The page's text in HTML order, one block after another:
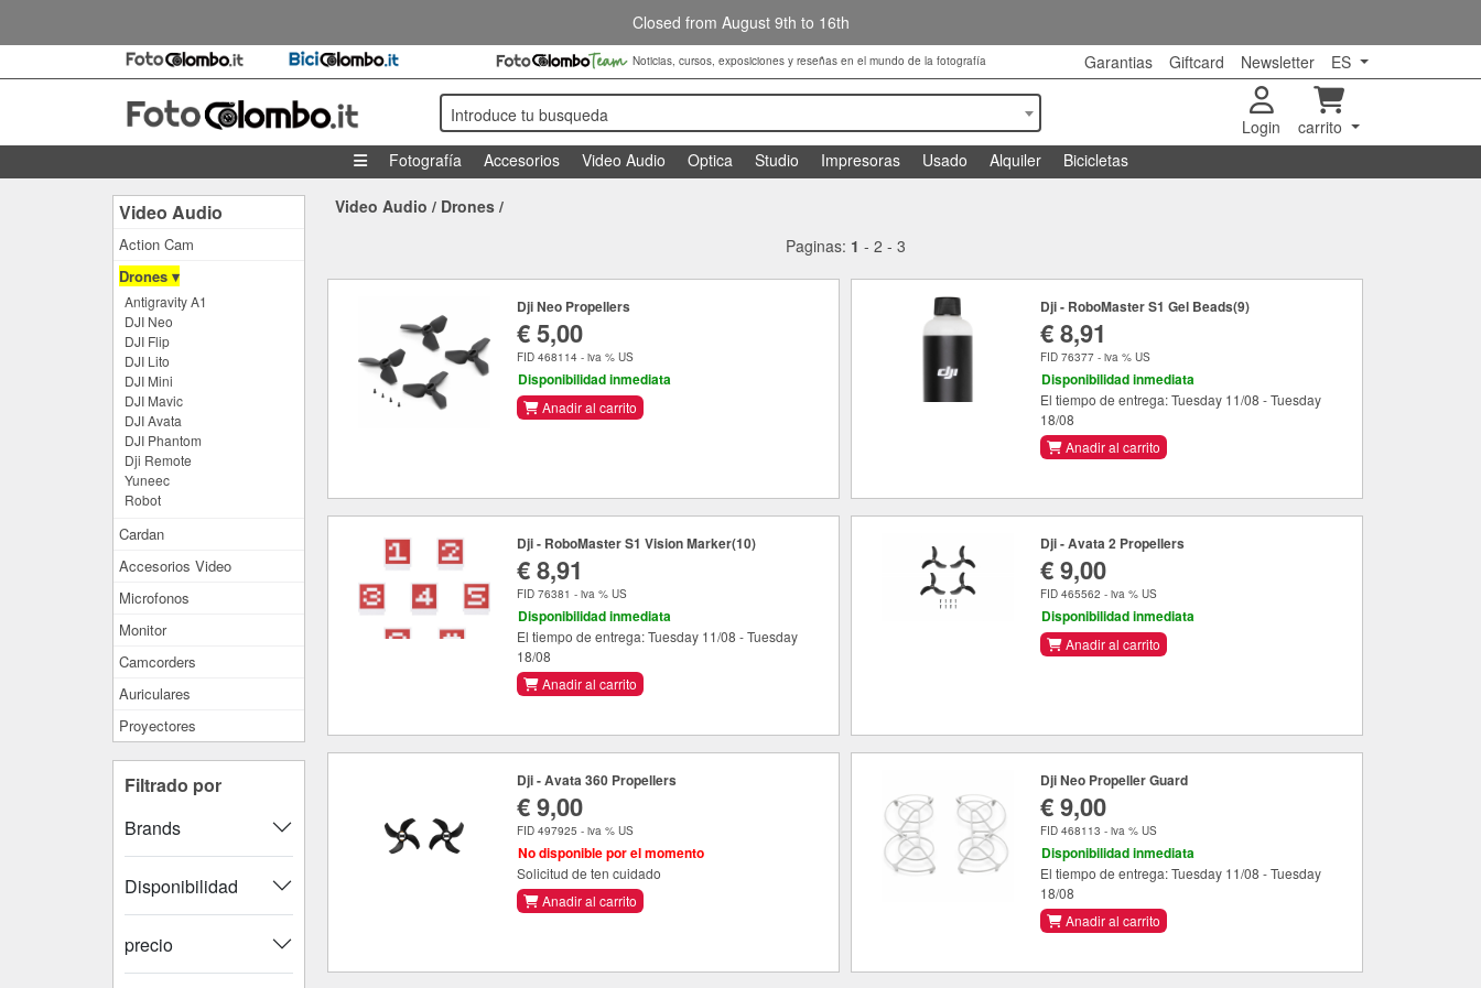
Closed from August 9th to 16th
Noticias, cursos, exposiciones y reseñas en el mundo de la fotografía Garantias Giftcard Newsletter ES
Introduce tu busqueda
Login
carrito
Fotografía
Accesorios Video Audio Optica Studio Impresoras Usado Alquiler Bicicletas
Video Audio
Action Cam
Drones ▾
Antigravity A1
DJI Neo
DJI Flip
DJI Lito
DJI Mini
DJI Mavic
DJI Avata
DJI Phantom
Dji Remote
Yuneec
Robot
Cardan
Accesorios Video
Microfonos
Monitor
Camcorders
Auriculares
Proyectores
Filtrado por
Brands
Disponibilidad
precio
Video Audio / Drones /
Paginas: 1 - 2 - 3
Dji Neo Propellers
€ 5,00
FID 468114 - iva % US
Disponibilidad inmediata
Anadir al carrito
Dji - RoboMaster S1 Gel Beads(9)
€ 8,91
FID 76377 - iva % US
Disponibilidad inmediata
El tiempo de entrega: Tuesday 11/08 - Tuesday
18/08
Anadir al carrito
Dji - RoboMaster S1 Vision Marker(10)
€ 8,91
FID 76381 - iva % US
Disponibilidad inmediata
El tiempo de entrega: Tuesday 11/08 - Tuesday
18/08
Anadir al carrito
Dji - Avata 2 Propellers
€ 9,00
FID 465562 - iva % US
Disponibilidad inmediata
Anadir al carrito
Dji - Avata 360 Propellers
€ 9,00
FID 497925 - iva % US
No disponible por el momento
Solicitud de ten cuidado
Anadir al carrito
Dji Neo Propeller Guard
€ 9,00
FID 468113 - iva % US
Disponibilidad inmediata
El tiempo de entrega: Tuesday 11/08 - Tuesday
18/08
Anadir al carrito